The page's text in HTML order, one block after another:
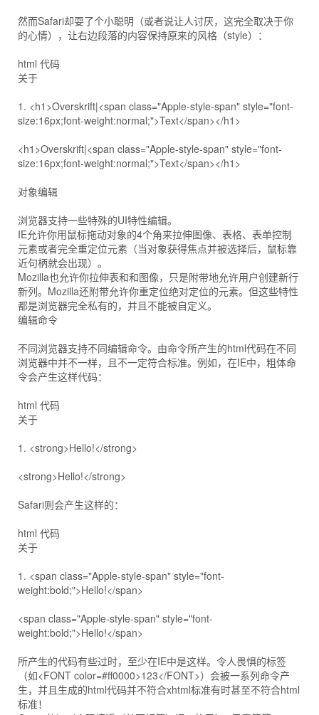
然而Safari却耍了个小聪明（或者说让人讨厌，这完全取决于你
的心情），让右边段落的内容保持原来的风格（style）：
html 代码
关于
1. <h1>Overskrift|<span class="Apple-style-span" style="font-
size:16px;font-weight:normal;">Text</span></h1>
<h1>Overskrift|<span class="Apple-style-span" style="font-
size:16px;font-weight:normal;">Text</span></h1>
对象编辑
浏览器支持一些特殊的UI特性编辑。
IE允许你用鼠标拖动对象的4个角来拉伸图像、表格、表单控制
元素或者完全重定位元素（当对象获得焦点并被选择后，鼠标靠
近句柄就会出现）。
Mozilla也允许你拉伸表和和图像，只是附带地允许用户创建新行
新列。Mozilla还附带允许你重定位绝对定位的元素。但这些特性
都是浏览器完全私有的，并且不能被自定义。
编辑命令
不同浏览器支持不同编辑命令。由命令所产生的html代码在不同
浏览器中并不一样，且不一定符合标准。例如，在IE中，粗体命
令会产生这样代码：
html 代码
关于
1. <strong>Hello!</strong>
<strong>Hello!</strong>
Safari则会产生这样的：
html 代码
关于
1. <span class="Apple-style-span" style="font-
weight:bold;">Hello!</span>
<span class="Apple-style-span" style="font-
weight:bold;">Hello!</span>
所产生的代码有些过时，至少在IE中是这样。令人畏惧的标签
（如<FONT color=#ff0000>123</FONT>）会被一系列命令产
生，并且生成的html代码并不符合xhtml标准有时甚至不符合html
标准！